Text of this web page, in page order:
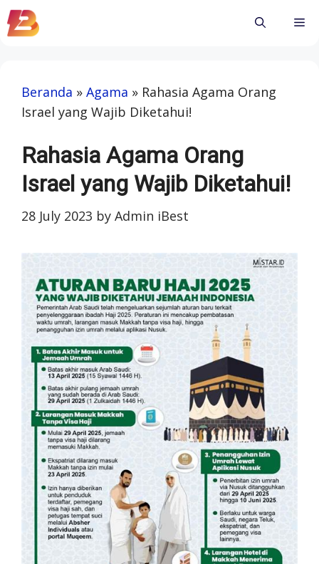
Skip
to
Beranda » Agama » Rahasia Agama Orang
Israel yang Wajib Diketahui!
Rahasia Agama Orang
Israel yang Wajib Diketahui!
28 July 2023 by Admin iBest